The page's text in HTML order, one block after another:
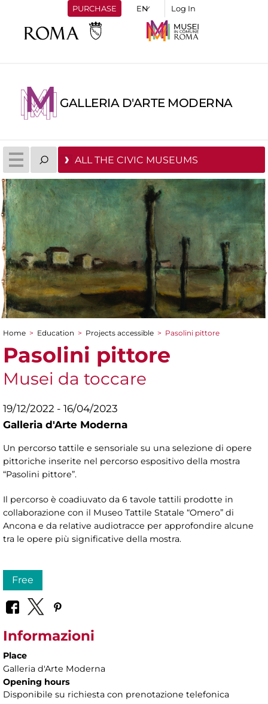
PURCHASE Log In
GALLERIA D'ARTE MODERNA
ALL THE CIVIC MUSEUMS
You are here
Home > Education > Projects accessible > Pasolini pittore
Pasolini pittore
Musei da toccare
19/12/2022 - 16/04/2023
Galleria d'Arte Moderna
Un percorso tattile e sensoriale su una selezione di opere
pittoriche inserite nel percorso espositivo della mostra
“Pasolini pittore”.
Il percorso è coadiuvato da 6 tavole tattili prodotte in
collaborazione con il Museo Tattile Statale “Omero” di
Ancona e da relative audiotracce per approfondire alcune
tra le opere più significative della mostra.
Free
Informazioni
Place
Galleria d'Arte Moderna
Opening hours
Disponibile su richiesta con prenotazione telefonica